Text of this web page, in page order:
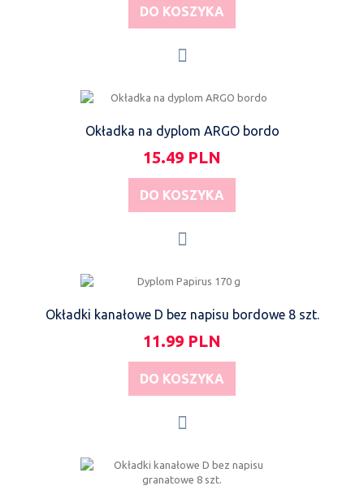
DO KOSZYKA
Okładka na dyplom ARGO bordo
15.49 PLN
DO KOSZYKA
Okładki kanałowe D bez napisu bordowe 8 szt.
11.99 PLN
DO KOSZYKA